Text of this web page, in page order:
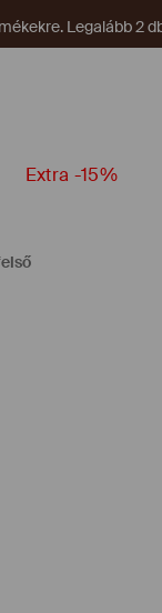
árú termékek
Extra -15%